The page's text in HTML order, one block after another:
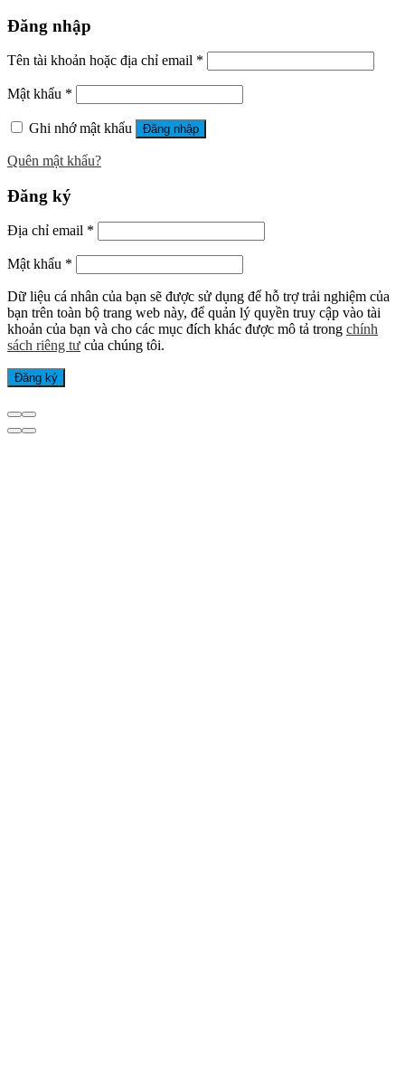
Đăng nhập
Tên tài khoản hoặc địa chỉ email *
Mật khẩu *
Ghi nhớ mật khẩu Đăng nhập
Quên mật khẩu?
Đăng ký
Địa chỉ email *
Mật khẩu *
Dữ liệu cá nhân của bạn sẽ được sử dụng để hỗ trợ trải nghiệm của
bạn trên toàn bộ trang web này, để quản lý quyền truy cập vào tài
khoản của bạn và cho các mục đích khác được mô tả trong chính
sách riêng tư của chúng tôi.
Đăng ký